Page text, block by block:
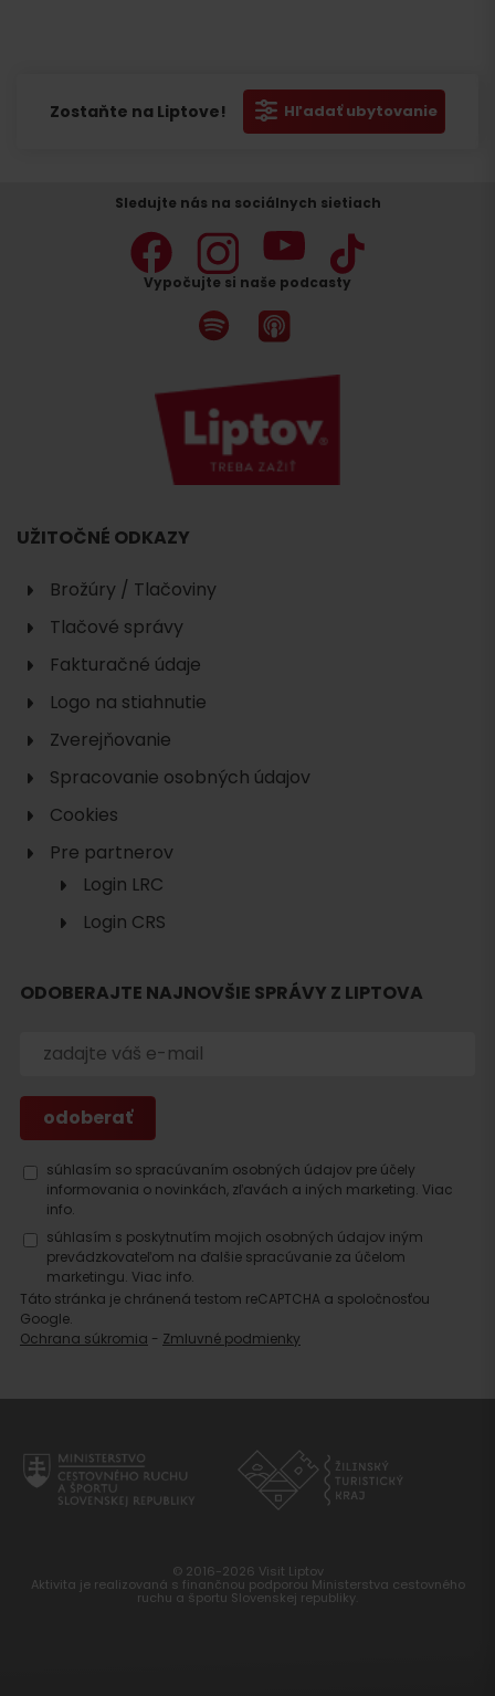
Zostaňte na Liptove! Hľadať ubytovanie
ubytovanie
Sledujte nás na sociálnych sietiach
Vypočujte si naše podcasty
UŽITOČNÉ ODKAZY
Brožúry / Tlačoviny
Tlačové správy
Fakturačné údaje
Logo na stiahnutie
Zverejňovanie
Spracovanie osobných údajov
Cookies
Pre partnerov
Login LRC
Login CRS
ODOBERAJTE NAJNOVŠIE SPRÁVY Z LIPTOVA
súhlasím so spracúvaním osobných údajov pre účely
informovania o novinkách, zľavách a iných marketing. Viac
info.
súhlasím s poskytnutím mojich osobných údajov iným
prevádzkovateľom na ďalšie spracúvanie za účelom
marketingu. Viac info.
Táto stránka je chránená testom reCAPTCHA a spoločnosťou
Google.
Ochrana súkromia - Zmluvné podmienky
© 2016-2026 Visit Liptov
Aktivita je realizovaná s finančnou podporou Ministerstva cestovného
ruchu a športu Slovenskej republiky.